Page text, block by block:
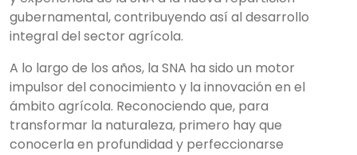
gubernamental, contribuyendo así al desarrollo
integral del sector agrícola.
A lo largo de los años, la SNA ha sido un motor
impulsor del conocimiento y la innovación en el
ámbito agrícola. Reconociendo que, para
transformar la naturaleza, primero hay que
conocerla en profundidad y perfeccionarse